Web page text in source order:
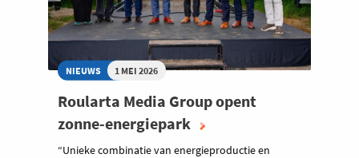
NIEUWS 1 MEI 2026
Roularta Media Group opent
zonne-energiepark
“Unieke combinatie van energieproductie en